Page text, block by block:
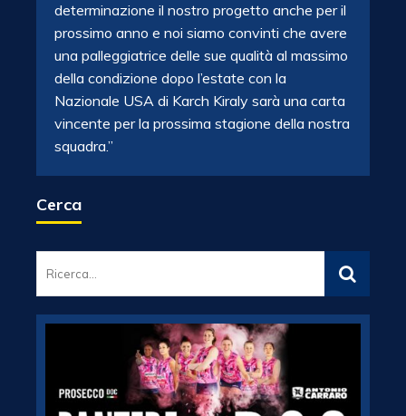
determinazione il nostro progetto anche per il
prossimo anno e noi siamo convinti che avere
una palleggiatrice delle sue qualità al massimo
della condizione dopo l’estate con la
Nazionale USA di Karch Kiraly sarà una carta
vincente per la prossima stagione della nostra
squadra.”
Cerca